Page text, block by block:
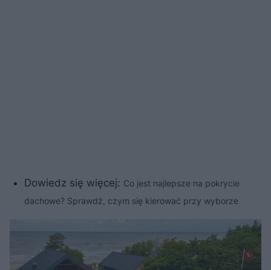
Dowiedz się więcej: Co jest najlepsze na pokrycie
dachowe? Sprawdź, czym się kierować przy wyborze